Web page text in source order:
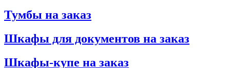
Тумбы на заказ
Шкафы для документов на заказ
Шкафы-купе на заказ